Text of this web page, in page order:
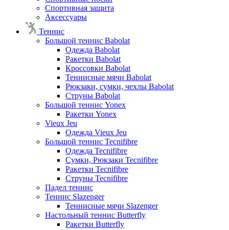
Спортивная защита
Аксессуары
Теннис
Большой теннис Babolat
Одежда Babolat
Ракетки Babolat
Кроссовки Babolat
Теннисные мячи Babolat
Рюкзаки, сумки, чехлы Babolat
Струны Babolat
Большой теннис Yonex
Ракетки Yonex
Vieux Jeu
Одежда Vieux Jeu
Большой теннис Tecnifibre
Одежда Tecnifibre
Сумки, Рюкзаки Tecnifibre
Ракетки Tecnifibre
Струны Tecnifibre
Падел теннис
Теннис Slazenger
Теннисные мячи Slazenger
Настольный теннис Butterfly
Ракетки Butterfly